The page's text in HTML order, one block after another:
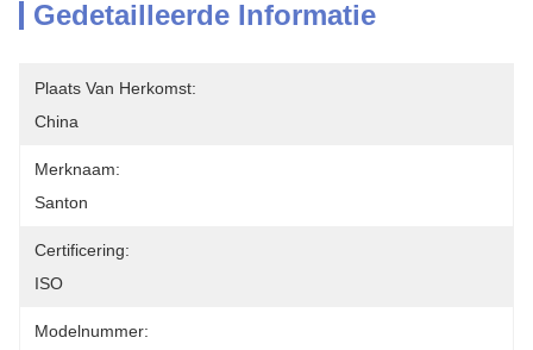
Gedetailleerde Informatie
Plaats Van Herkomst:
China
Merknaam:
Santon
Certificering:
ISO
Modelnummer: